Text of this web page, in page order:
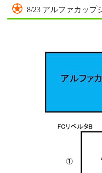
8/23 アルファカップ